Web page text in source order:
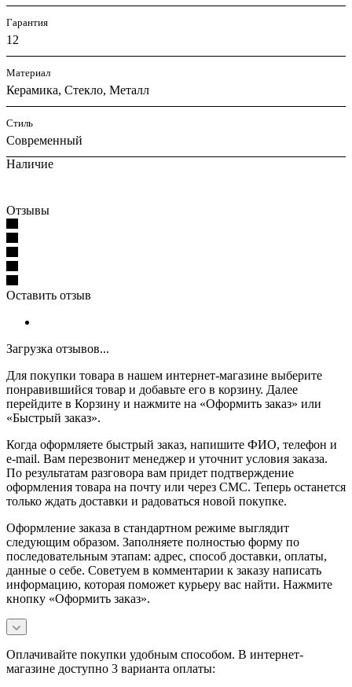
Гарантия
12
Материал
Керамика, Стекло, Металл
Стиль
Современный
Наличие
Отзывы
Оставить отзыв
Загрузка отзывов...
Для покупки товара в нашем интернет-магазине выберите
понравившийся товар и добавьте его в корзину. Далее
перейдите в Корзину и нажмите на «Оформить заказ» или
«Быстрый заказ».
Когда оформляете быстрый заказ, напишите ФИО, телефон и
e-mail. Вам перезвонит менеджер и уточнит условия заказа.
По результатам разговора вам придет подтверждение
оформления товара на почту или через СМС. Теперь останется
только ждать доставки и радоваться новой покупке.
Оформление заказа в стандартном режиме выглядит
следующим образом. Заполняете полностью форму по
последовательным этапам: адрес, способ доставки, оплаты,
данные о себе. Советуем в комментарии к заказу написать
информацию, которая поможет курьеру вас найти. Нажмите
кнопку «Оформить заказ».
Оплачивайте покупки удобным способом. В интернет-
магазине доступно 3 варианта оплаты: